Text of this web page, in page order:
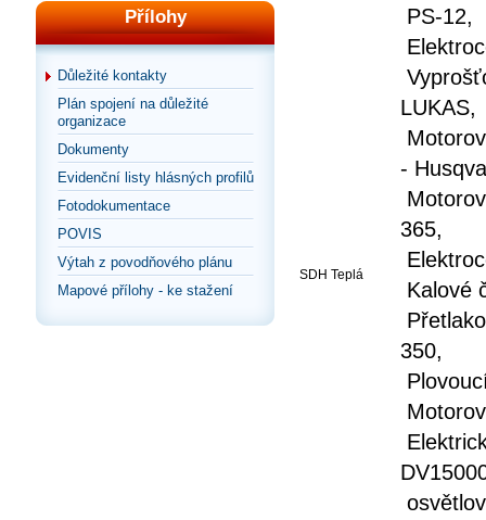
Přílohy
Důležité kontakty
Plán spojení na důležité
organizace
Dokumenty
Evidenční listy hlásných profilů
Fotodokumentace
POVIS
Výtah z povodňového plánu
Mapové přílohy - ke stažení
SDH Teplá
PS-12,
LUKAS,
-
365,
Kalové
350,